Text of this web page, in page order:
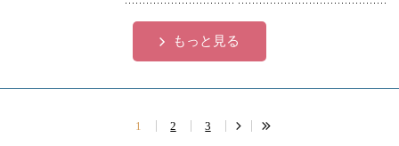
もっと見る
1 2 3